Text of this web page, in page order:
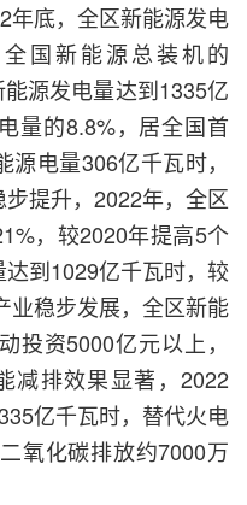
年底，全区新能源发电
国新能源总装机的
源发电量达到1335亿
量的8.8%，居全国首
电量306亿千瓦时，
提升，2022年，全区
，较2020年提高5个
到1029亿千瓦时，较
业稳步发展，全区新能
投资5000亿元以上，
减排效果显著，2022
亿千瓦时，替代火电
氧化碳排放约7000万